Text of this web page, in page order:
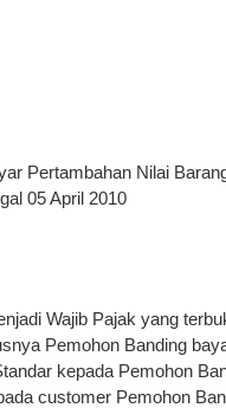
Pertambahan Nilai
05 April 2010
Wajib Pajak yang
Pemohon Banding
kepada Pemohon
customer Pemohon